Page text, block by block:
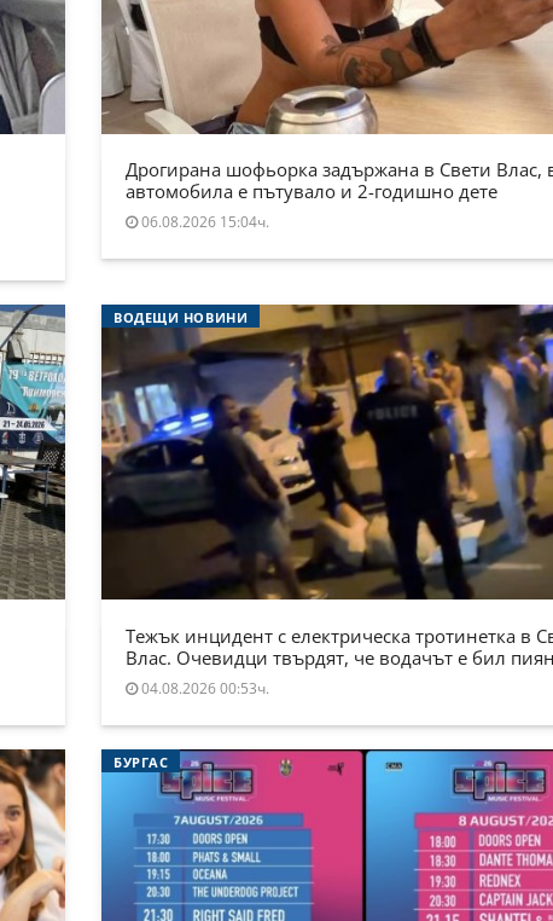
Дрогирана шофьорка задържана в Свети Влас,
автомобила е пътувало и 2-годишно дете
06.08.2026 15:04ч.
ВОДЕЩИ НОВИНИ
Тежък инцидент с електрическа тротинетка в
Влас. Очевидци твърдят, че водачът е бил
04.08.2026 00:53ч.
БУРГАС